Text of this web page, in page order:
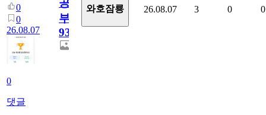
0
0
26.08.07
0
댓글
공
부
930
와호잠룡 26.08.07 3 0 0